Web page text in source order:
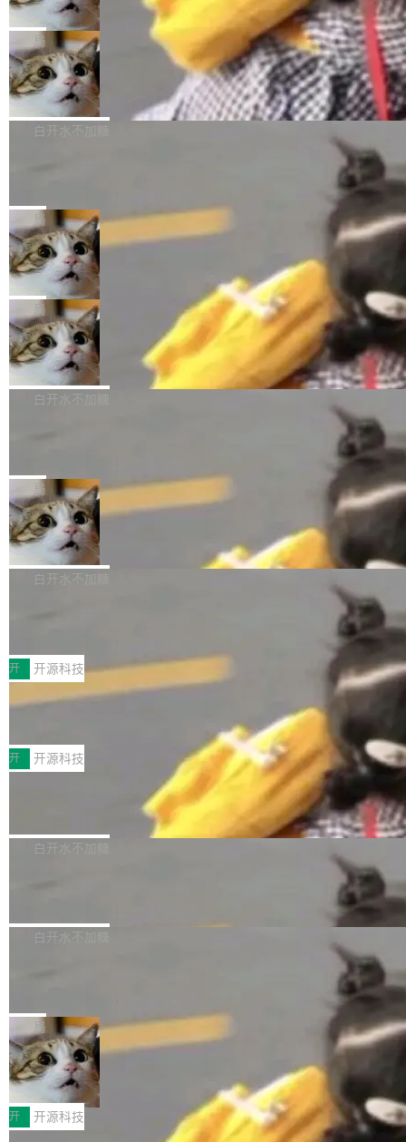
里日夜不停地"烧钱"。 复盘显示，...
ding in silos"——各自为战，互不通气。 这个判
断从他嘴里说出来分量不同。Hugging Face 是
全球最大的开源 AI 平台，上面跑着上百万个模
型。谁在开源赛道上领先，...
家居控制、家庭实验室，都算稀奇事。 Crawsh
aw 是 Shelley 的作者，一个开源 AI coding age
nt。他最近在博客上写了一篇文章，核心论点很
简单：开发者工具必须开源。 理由不是传统的自
由软件情怀，而是一个跟 AI agent 直接相关的
技术判断。 两行 prompt 就能个性化任何软件 C
网最大规模开源 Agent 路演现场诞生
一条内测招募帖，发出去的时候大概没人想到它
会变成一场开源 Agent 生态的路演。 8月1日，
DeepSeek Harness 团队负责人崔添翼（tiany
i）在 X 上发帖： 「如果你是 Agent Harness 相
关开源项目的开发者，希望参加 DeepSeek Har
ness 的内测，可以回复或私信联系我。请附上
Harness 负责把能力落到真实环境中——调用工
具、读写文件、管理上下文、处理错误、完成闭
环。崔添翼招人的标...
局
商汤 SenseNova U1.5-Lite-Preview
开源
商汤科技宣布面向社区开源轻量级统一多模态模
型的预览版本 SenseNova U1.5-Lite-Preview。
理解、推理、生成与编辑，还仅以 8B-MoT 的轻
量大小，将能力推进到4K、更精细的真实质感、
更复杂的视觉控制和可持续迭代编辑。 相比 U
1，U1.5-Lite-Preview 在以下方向上带来了显著
提升： 原生支持4K图像生成； 更精细的局部纹
理、细节与真实世界质感； 更准确的中英文文字
生成与复杂版式组织； 更稳定的图...
白开水不加糖
nap。这次是 hwctl——一个用来检查 Ubuntu
硬件认证状态的命令行工具。 Canonical 工程师
Alan Griffiths 在邮件列表中说得很直白：「hwc
tl 是一个 Ubuntu 专有的包，它和它的依赖项都
是 Ubuntu 专有的，不会用在其他发行版上。」
所以 deb 版本的受众实际上为零。既然只有 Ub
untu 用户在用，那用 snap 打包就没什么可纠结
的。 从 deb 到 snap 的迁移路径 hwctl 是 rust-
hwlib 硬件 API 库的一部分，命令行工具负责查
局
Dario Amodei 担心新人来 Anthropic
只为金钱，不为使命
顶级 AI 研究员在两家公司之间来回跳，中间只
隔了几天。 Lilian Weng 上周刚宣布因健康原因
离开 Thinking Machines Lab，说自己作为联合
创始人的角色「太累了」。几天后，The Inform
ation 就曝出她将重回 OpenAI，负责递归自我
改进方向的研究。她是 Thinking Machines 过
一在人才争夺战中失血的公司。六月，Google
连失两员大将：Noam Shazeer 去了 Op...
局
FFmpeg 9.0 发布
FFmpeg 9.0 现已发布，包含多项改进。官方更
新日志列出的 9.0 版本主要更新内容如下： 扩
er HE-AAC 960 解码 (DAB+) transpose_cuda
filter 添加 AMF Frame Rate Converter (vf_frc
_amf) filter SMPTE 2094-50 元数据支持和直
通 ProRes RAW VideoToolbox 硬件加速器 AP
V ...
白开水不加糖
Code 在 X 上发帖：「DeepSeek Flash did 8T
tokens on August 1st. 5T of free usage + 3T
on OpenCode Go.」79.8 万次浏览，连带着 #
DeepSeek一天消耗了8万亿# 上了微博热搜——
注意这是 OpenCode 一家的消耗。 OpenCode
不完。」5T 来自免费额度，3T 来自 Go...
局
NetBSD 11.0 正式发布
NetBSD 11.0 现已正式发布，这是 NetBSD 操
作系统的第十八个主要版本。 自 NetBSD 10.1
ve JH71XX 的设备，例如 VisionFive 2、PINE
64 STAR64，以及 QEMU。 增强了对 POSIX.1
-2024 和 C23 编程接口标准的兼容性。 compat
_linux(8) 增强了对 Linux 系统调用的支持，包
括 epoll（围绕 kqueue 实现）、POSIX 消息队
列、...
白开水不加糖
案
享会在上海举办。鸿蒙生态的全场景智慧营销平
台鲸鸿动能协同华为游戏中心，面向游戏行业开
发者及生态伙伴，系统呈现了平台在游戏领域的
完整能力版图——从IAP高价值用户的全周期经
营、到IAA游戏的“买变一体”正循环、再到联运与
广告协同的全链路经营闭环，以及面向全球市场
的出海增长布局。 华为终端云业务商业化销售负
责人在开场致辞中表示，游戏开发者的核心诉求
已不再是“多一个投放渠道”，而是一套能够持续
高质量游戏...
开 开源科技
技嘉X3D系列再添新成员 B850 AORU
面向AMD Ryzen X3D处理器玩家，技嘉X3D系
列主板阵容迎来新成员——B850 AORUS ELITE
X3D。作为面向主流高性能平台打造的全新主板
产品，B850 AORUS ELITE X3D延续技嘉在X3
D平台优化上的技术积累，旨在为游戏玩家带来
更稳定、更高效的装机选择。 B850 AORUS ELI
式2.0，可根据不同使用场景释放处理器潜力，
开 开源科技
Zadig v5.0 发布：AI 发布专员与 AI 审
我们团队这几天最大的卡点不是 AI 写得不够
好，是 AI 写得太好了。 好到审查排期从两天的
过 1528 名开发者，85% 说 AI 把瓶颈从写代码
白开水不加糖
数据库，有一个图形后端。作为一个原生的 Gra
布，具体更新内容包括： feat(zero)：Zero 现
支持 --security superflag（token=...;whitelist
=...），与 Alpha 版本的格式一致，并据此对其
管理 HTTP 端点进行授权。 <blockquote> <p>
<span><strong>警告：</strong>&nbsp;Zero
的 admin ...
白开水不加糖
块钱的玩意儿——一根小竹签，一个竹筒，一头
系着涂了松香的线。甩起来，竹膜震动，发出“哇
——哇”的蝉鸣声。实物越来越难找了，有开发者
把它做成了 Web 玩具，放在 zhuzhiliao.imsai.c
c 上，并在 GitHub 开源。 玩法很简单：按住屏
幕画圈，或者直接甩手机。页面会实时显示转速
局
30倍效率升级：解锁医学影像数据要素
价值化的真实路径
完成一例腹部CT影像标注，张医生过去需要约1
20个小时。他必须在数百张连续影像上，一笔一
笔勾画边界，一层一层识别肌肉组织。如今，使
开 开源科技